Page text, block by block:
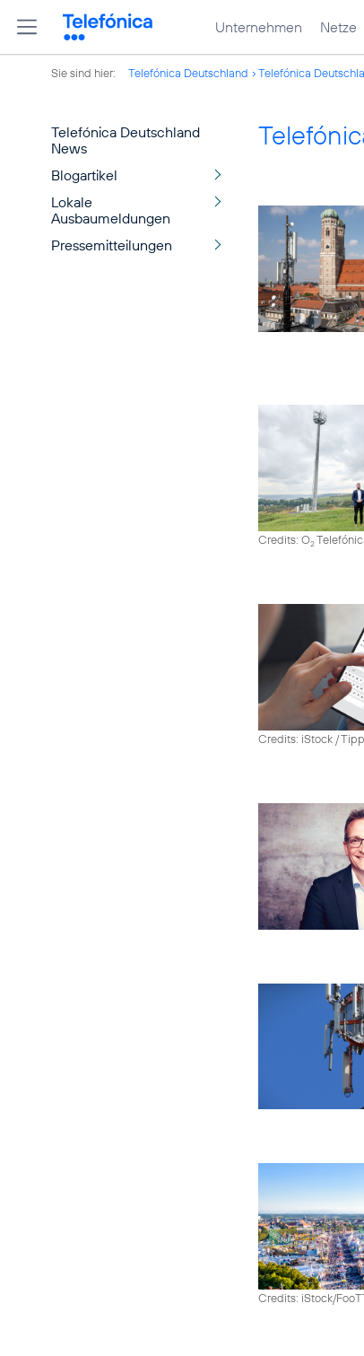
Unternehmen Netze
Sie sind hier: Telefónica Deutschland Telefónica
Telefónica Deutschland
News
Blogartikel
Lokale
Ausbaumeldungen
Pressemitteilungen
Credits: O2
Credits: iStock /
Credits: iStock/